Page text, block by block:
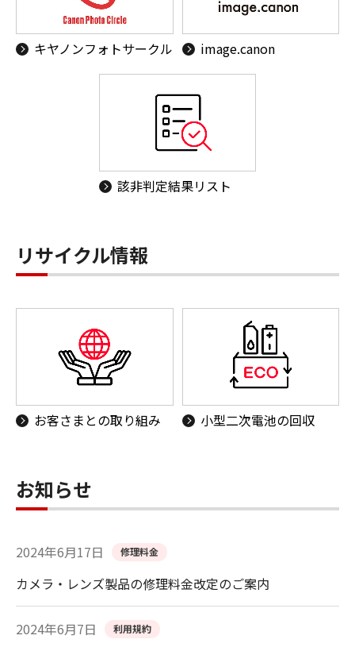
キヤノンフォトサークル image.canon
該非判定結果リスト
リサイクル情報
お客さまとの取り組み 小型二次電池の回収
お知らせ
2024年6月17日 修理料金
カメラ・レンズ製品の修理料金改定のご案内
2024年6月7日 利用規約